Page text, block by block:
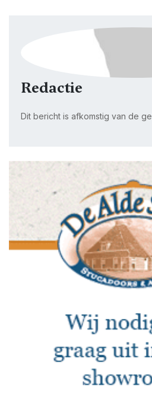
Redactie
Dit bericht is afkomstig van de